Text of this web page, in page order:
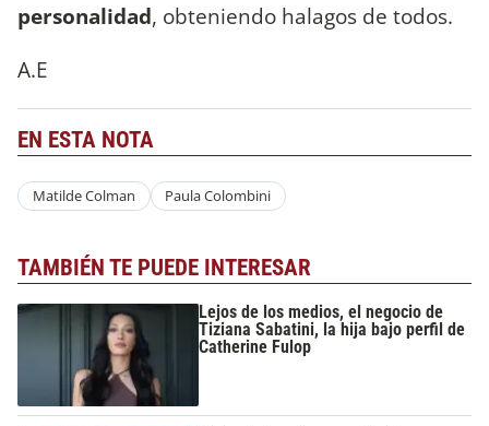
personalidad, obteniendo halagos de todos.
A.E
EN ESTA NOTA
Matilde Colman Paula Colombini
TAMBIÉN TE PUEDE INTERESAR
Lejos de los medios, el negocio de
Tiziana Sabatini, la hija bajo perfil de
Catherine Fulop